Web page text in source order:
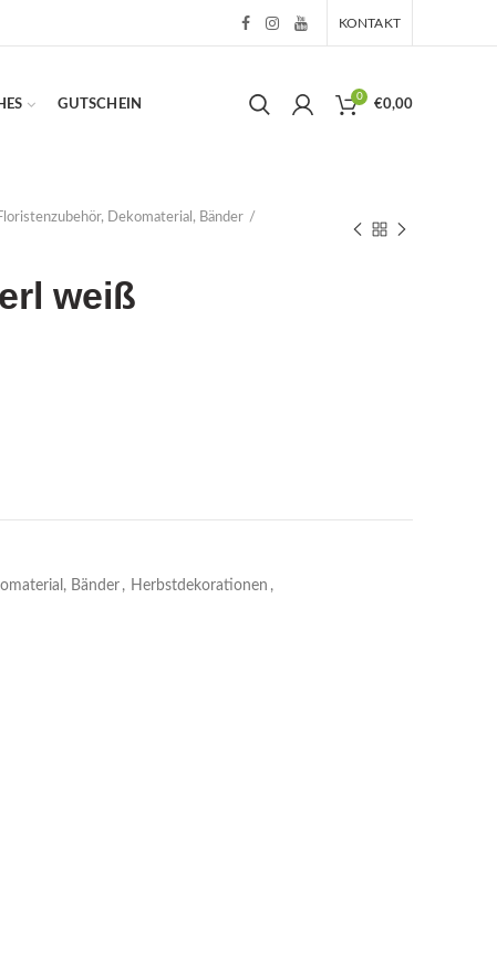
KONTAKT
GUTSCHEIN
0
€0,00
Dekomaterial, Bänder
weiß
Bänder , Herbstdekorationen ,